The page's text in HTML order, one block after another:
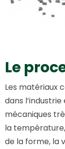
Le
Les matériaux
dans
mécaniques
la
de la forme, la